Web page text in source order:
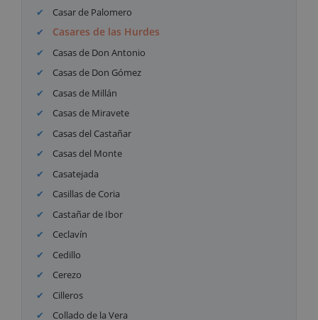
Casar de Palomero
Casares de las Hurdes
Casas de Don Antonio
Casas de Don Gómez
Casas de Millán
Casas de Miravete
Casas del Castañar
Casas del Monte
Casatejada
Casillas de Coria
Castañar de Ibor
Ceclavín
Cedillo
Cerezo
Cilleros
Collado de la Vera